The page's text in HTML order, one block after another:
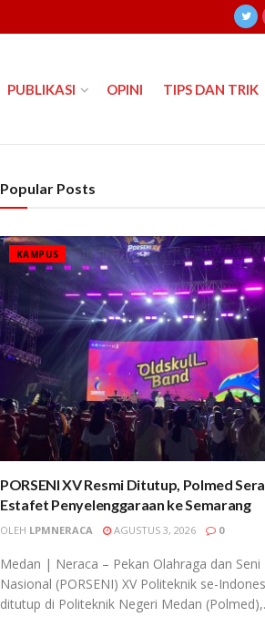
PUBLIKASI OPINI TIPS DAN TRIK
Popular Posts
KAMPUS
PORSENI XV Resmi Ditutup, Polmed
Estafet Penyelenggaraan ke Semarang
OLEH LPMNERACA AGUSTUS 3, 2026 0
Medan | Neraca – Pekan Olahraga dan Seni
Nasional (PORSENI) XV Politeknik se-
ditutup di Politeknik Negeri Medan